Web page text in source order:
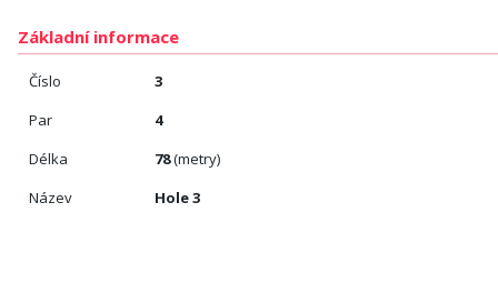
Základní informace
Číslo
3
Par
4
Délka
78(metry)
Název
Hole 3